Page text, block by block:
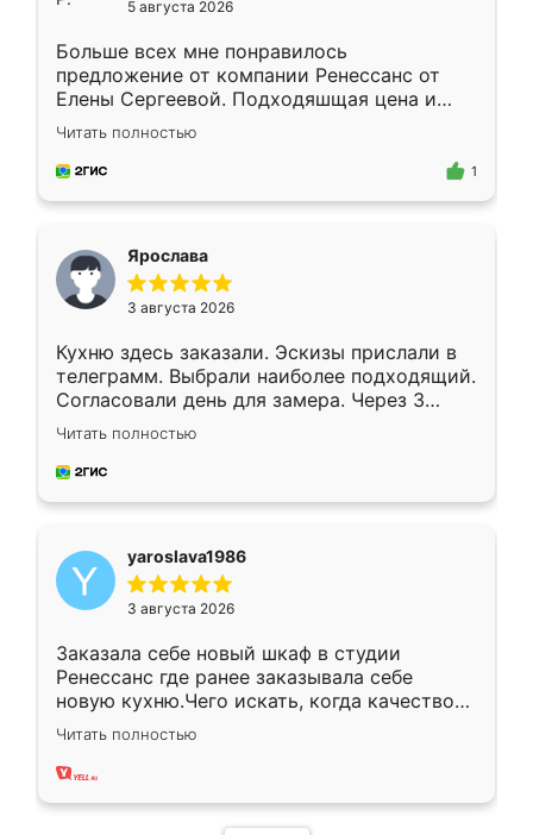
5 августа 2026
Больше всех мне понравилось
предложение от компании Ренессанс от
Елены Сергеевой. Подходяшщая цена и
короткие сроки изготовления. Приехавший
для замера сотрудник Владислав
предложил по моему эскизу самый
Читать полностью
1
Ярослава
3 августа 2026
Кухню здесь заказали. Эскизы прислали в
телеграмм. Выбрали наиболее подходящий.
Согласовали день для замера. Через 3
недели кухня была уже готова. Остались
довольны работой. Спасибо Ренессанс
мебель за качественную работу!
Читать полностью
yaroslava1986
3 августа 2026
Заказала себе новый шкаф в студии
Ренессанс где ранее заказывала себе
новую кухню.Чего искать, когда качеством
вполне довольна. Служит кухня уже почти
два года, нареканий нет.
Читать полностью